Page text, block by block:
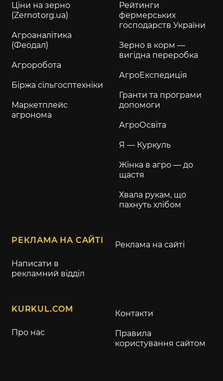
Ціни на зерно
(Zernotorg.ua)
Агроаналітика
(Феодал)
Агроробота
Біржа сільгосптехніки
Маркетплейс
агронома
Рейтинги
фермерських
господарств України
Зерно в корм —
вигідна переробка
АгроЕкспедиція
Гранти та програми
допомоги
АгроОсвіта
Я — Куркуль
Жінка в агро — до
щастя
Хвала рукам, що
пахнуть хлібом
РЕКЛАМА НА САЙТІ
Написати в
рекламний відділ
Реклама на сайті
KURKUL.COM
Про нас
Контакти
Правила
користування сайтом